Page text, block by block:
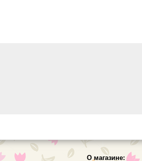
О магазине: